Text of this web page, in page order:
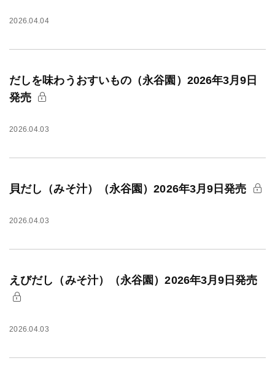
2026.04.04
だしを味わうおすいもの（永谷園）2026年3月9日
発売
2026.04.03
貝だし（みそ汁）（永谷園）2026年3月9日発売
2026.04.03
えびだし（みそ汁）（永谷園）2026年3月9日発売
2026.04.03